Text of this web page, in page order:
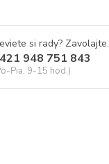
si rady? Zavolajte.
948 751 843
Pia, 9-15 hod.)